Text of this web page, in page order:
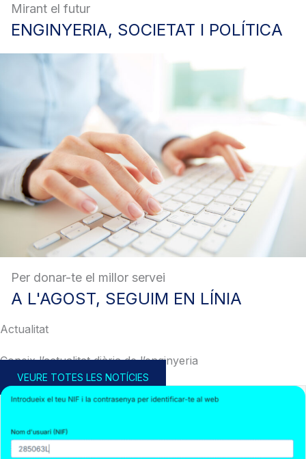
Mirant el futur
ENGINYERIA, SOCIETAT I POLÍTICA
Per donar-te el millor servei
A L'AGOST, SEGUIM EN LÍNIA
Actualitat
Coneix l’actualitat diària de l’enginyeria
VEURE TOTES LES NOTÍCIES